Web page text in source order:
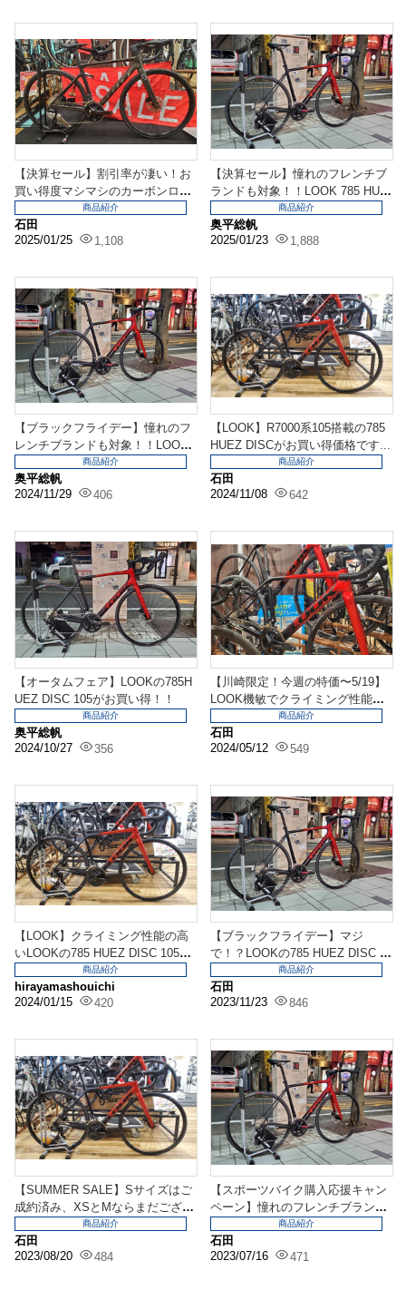
【決算セール】割引率が凄い！お
買い得度マシマシのカーボンロー
ドバイク３選！！SC...
石田
2025/01/25
1,108
商品紹介
【決算セール】憧れのフレンチブ
ランドも対象！！LOOK 785 HUE
奥平総帆
2025/01/23
1,888
商品紹介
【ブラックフライデー】憧れのフ
レンチブランドも対象！！LOOK
奥平総帆
2024/11/29
406
商品紹介
【LOOK】R7000系105搭載の785
HUEZ DISCがお買い得価格です...
石田
2024/11/08
642
商品紹介
【オータムフェア】LOOKの785H
UEZ DISC 105がお買い得！！
奥平総帆
2024/10/27
356
商品紹介
【川崎限定！今週の特価〜5/19】
LOOK機敏でクライミング性能の
石田
2024/05/12
549
商品紹介
【LOOK】クライミング性能の高
いLOOKの785 HUEZ DISC 105
hirayamashouichi
2024/01/15
420
商品紹介
【ブラックフライデー】マジ
で！？LOOKの785 HUEZ DISC 1
石田
2023/11/23
846
商品紹介
【SUMMER SALE】Sサイズはご
成約済み、XSとMならまだござい
石田
2023/08/20
484
商品紹介
【スポーツバイク購入応援キャン
ペーン】憧れのフレンチブランド
もキャンペーン対象！...
石田
2023/07/16
471
商品紹介